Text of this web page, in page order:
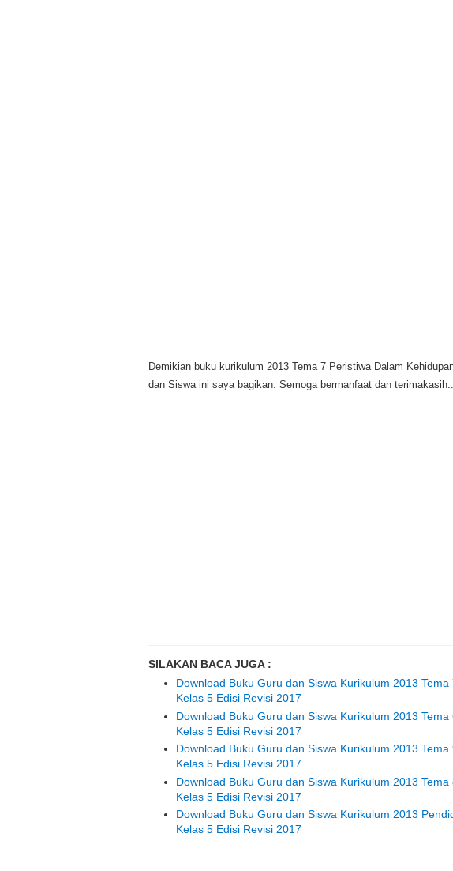
Demikian buku kurikulum 2013 Tema 7 Peristiwa Dalam
dan Siswa ini saya bagikan. Semoga bermanfaat dan
SILAKAN BACA JUGA :
Download Buku Guru dan Siswa Kurikulum 2013
Kelas 5 Edisi Revisi 2017
Download Buku Guru dan Siswa Kurikulum 2013
Kelas 5 Edisi Revisi 2017
Download Buku Guru dan Siswa Kurikulum 2013
Kelas 5 Edisi Revisi 2017
Download Buku Guru dan Siswa Kurikulum 2013
Kelas 5 Edisi Revisi 2017
Download Buku Guru dan Siswa Kurikulum 2013
Kelas 5 Edisi Revisi 2017